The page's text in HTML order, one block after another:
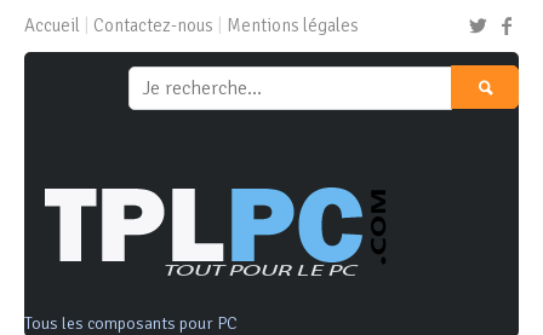
Accueil Contactez-nous Mentions légales
Tous les composants pour PC